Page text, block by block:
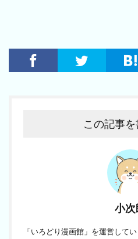
この記事を
小次
「いろどり漫画館」を運営して